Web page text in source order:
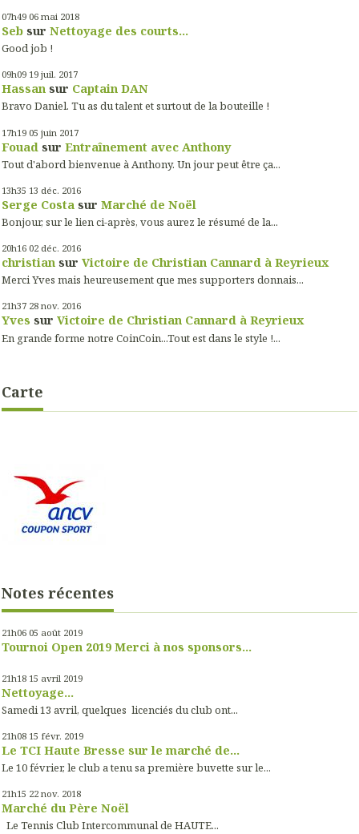
07h49 06 mai 2018
Seb sur Nettoyage des courts...
Good job !
09h09 19 juil. 2017
Hassan sur Captain DAN
Bravo Daniel. Tu as du talent et surtout de la bouteille !
17h19 05 juin 2017
Fouad sur Entraînement avec Anthony
Tout d'abord bienvenue à Anthony. Un jour peut être ça...
13h35 13 déc. 2016
Serge Costa sur Marché de Noël
Bonjour, sur le lien ci-après, vous aurez le résumé de la...
20h16 02 déc. 2016
christian sur Victoire de Christian Cannard à Reyrieux
Merci Yves mais heureusement que mes supporters donnais...
21h37 28 nov. 2016
Yves sur Victoire de Christian Cannard à Reyrieux
En grande forme notre CoinCoin...Tout est dans le style !...
Carte
Notes récentes
21h06 05 août 2019
Tournoi Open 2019 Merci à nos sponsors...
21h18 15 avril 2019
Nettoyage...
Samedi 13 avril, quelques licenciés du club ont...
21h08 15 févr. 2019
Le TCI Haute Bresse sur le marché de...
Le 10 février, le club a tenu sa première buvette sur le...
21h15 22 nov. 2018
Marché du Père Noël
Le Tennis Club Intercommunal de HAUTE...